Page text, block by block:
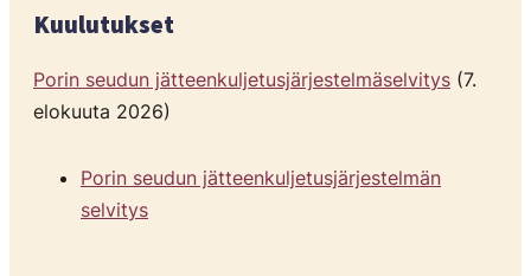
Kuulutukset
Porin seudun jätteenkuljetusjärjestelmäselvitys (7.
elokuuta 2026)
Porin seudun jätteenkuljetusjärjestelmän
selvitys